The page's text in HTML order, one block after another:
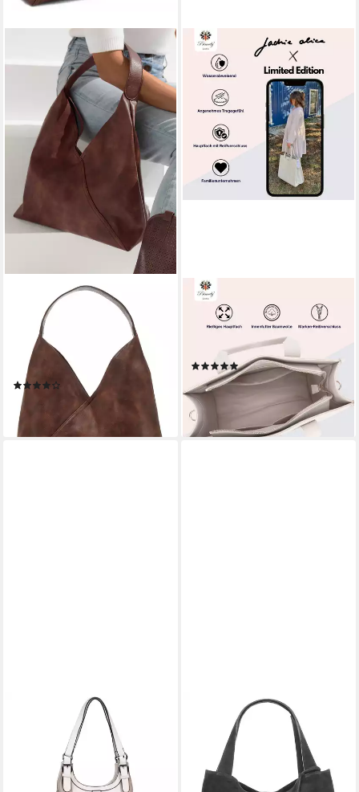
VIVANCE BY LASCANA
Shopper Schultertasche,
Handtasche, Henkeltasche,
Einkaufstasche, Hobobag, im
modischen Hobo-Look
VEGAN
(10)
35,99 €
lieferbar - in 1-2 Werktagen bei dir
PRINCELY LONDON
Shopper Jackie Alicee -
Limited Edition - Shopper im
Skandinavischen Design
(2)
29,99 € UVP99,90 €
-70%
lieferbar - in 4-5 Werktagen bei dir